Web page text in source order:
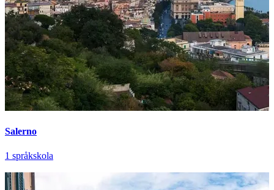
Salerno
1 språkskola